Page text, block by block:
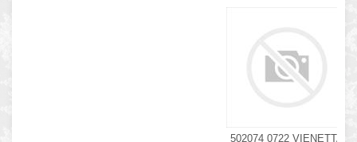
502074 0722 VIENETTA